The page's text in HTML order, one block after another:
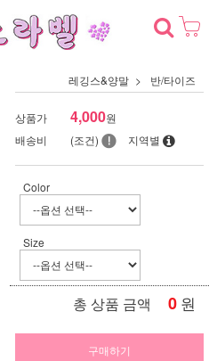
레깅스&양말 반/타이즈
상품가 4,000원
배송비
(조건) 지역별
Color
Size
총 상품 금액 0 원
구매하기